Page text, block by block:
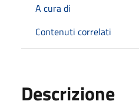
A cura di
Contenuti correlati
Descrizione